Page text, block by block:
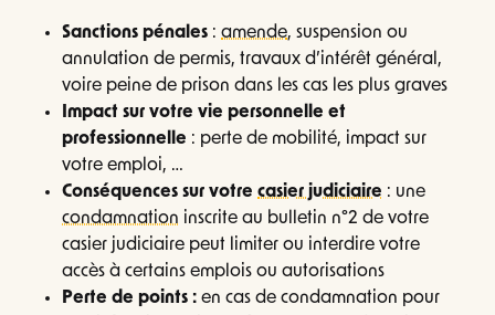
Sanctions pénales : amende, suspension ou
annulation de permis, travaux d’intérêt général,
voire peine de prison dans les cas les plus graves
Impact sur votre vie personnelle et
professionnelle : perte de mobilité, impact sur
votre emploi, …
Conséquences sur votre casier judiciaire : une
condamnation inscrite au bulletin n°2 de votre
casier judiciaire peut limiter ou interdire votre
accès à certains emplois ou autorisations
Perte de points : en cas de condamnation pour